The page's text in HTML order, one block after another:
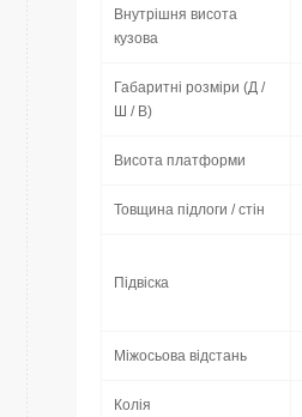
Внутрішня висота
кузова
Габаритні розміри (Д /
Ш / В)
Висота платформи
Товщина підлоги / стін
Підвіска
Міжосьова відстань
Колія